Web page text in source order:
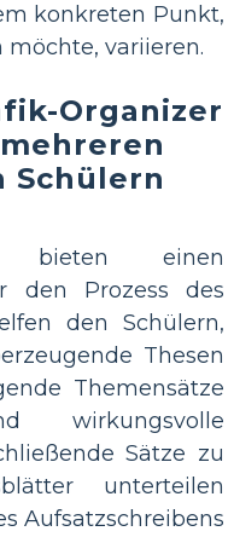
konkreten Punkt,
variieren.
Organizer
Schülern
bieten einen
den Prozess des
den Schülern,
Thesen
Themensätze
wirkungsvolle
Sätze zu
unterteilen
Aufsatzschreibens